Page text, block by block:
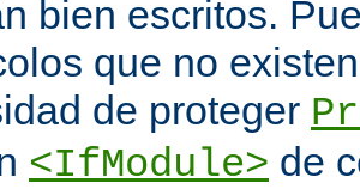
bien escritos.
que no
de proteger
<IfModule> de